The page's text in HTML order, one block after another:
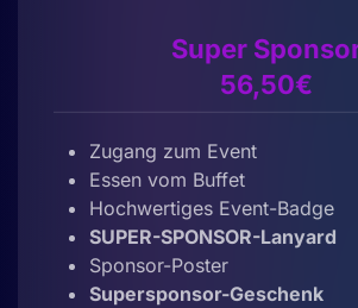
Super
56,50€
Zugang zum Event
Essen vom Buffet
Hochwertiges Event-Badge
SUPER-SPONSOR-Lanyard
Sponsor-Poster
Supersponsor-Geschenk